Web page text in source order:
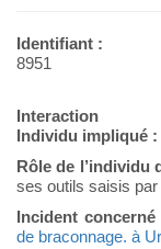
Identifiant :
8951
Interaction
Individu impliqué :
Rôle de l’individu
ses outils saisis
Incident concerné
de braconnage. à